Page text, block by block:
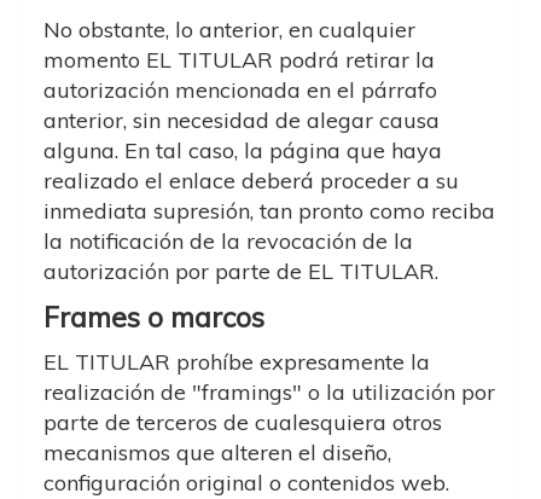
No obstante, lo anterior, en cualquier
momento EL TITULAR podrá retirar la
autorización mencionada en el párrafo
anterior, sin necesidad de alegar causa
alguna. En tal caso, la página que haya
realizado el enlace deberá proceder a su
inmediata supresión, tan pronto como reciba
la notificación de la revocación de la
autorización por parte de EL TITULAR.
Frames o marcos
EL TITULAR prohíbe expresamente la
realización de "framings" o la utilización por
parte de terceros de cualesquiera otros
mecanismos que alteren el diseño,
configuración original o contenidos web.